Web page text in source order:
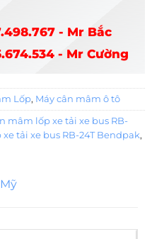
- Mr Bắc
- Mr Cường
Lốp, Máy cân mâm ô tô
mâm lốp xe tải xe bus RB-
tải xe bus RB-24T Bendpak,